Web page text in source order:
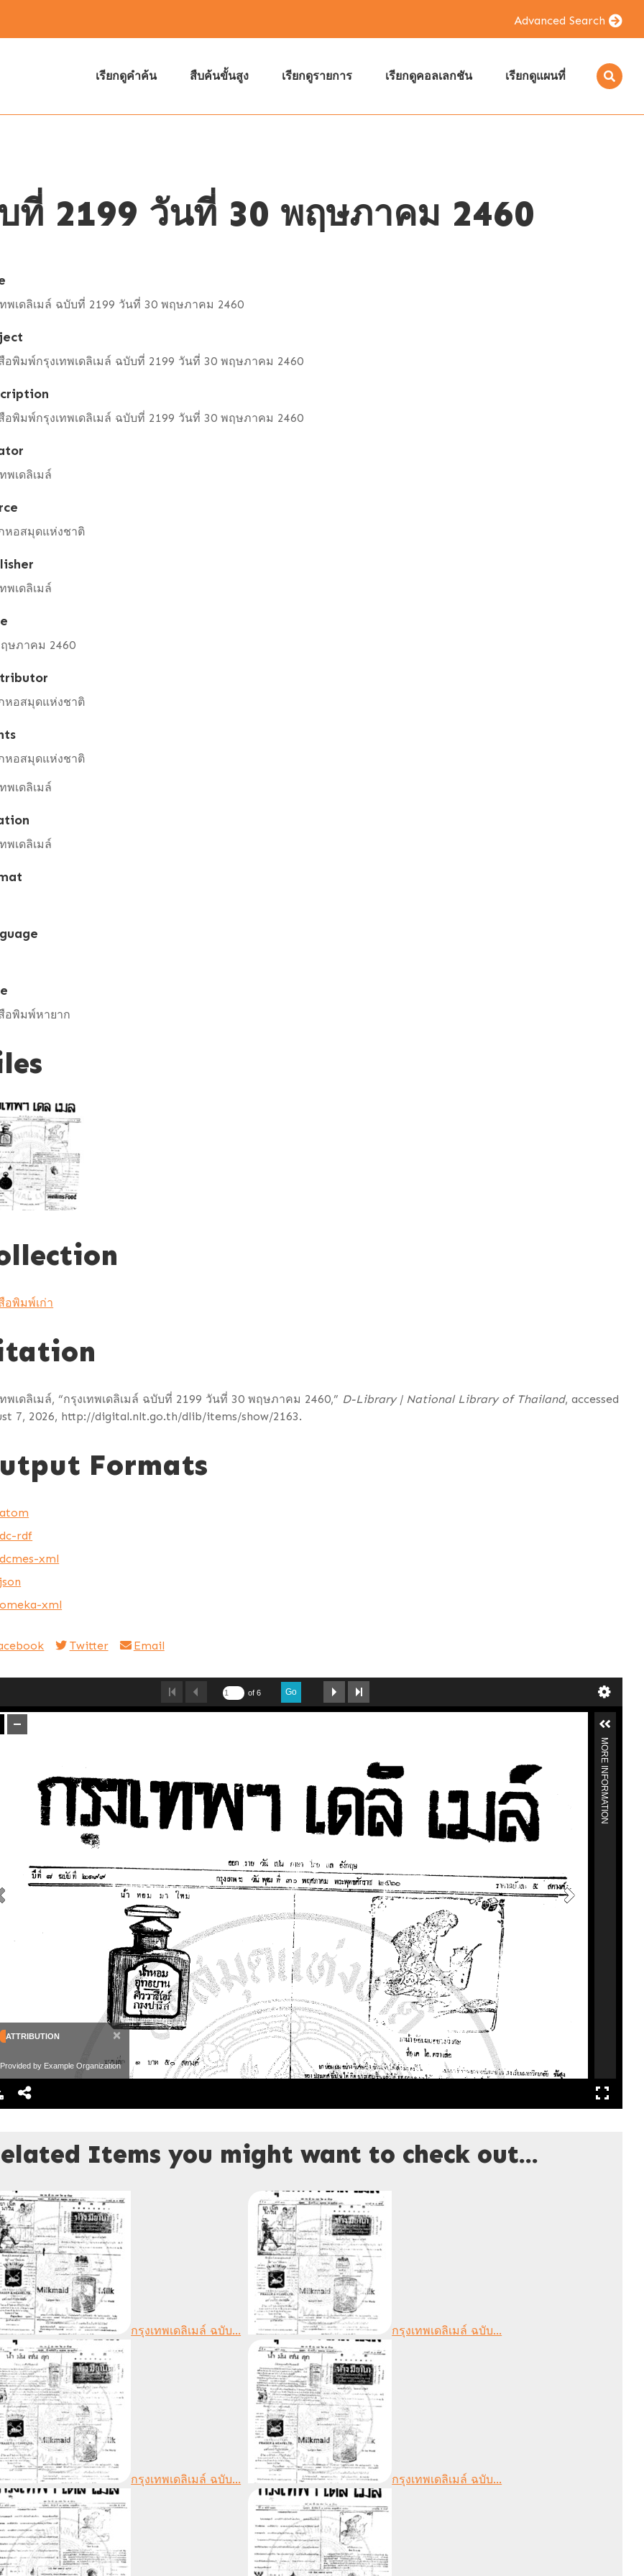
Advanced Search
เรียกดูคำค้น สืบค้นขั้นสูง เรียกดูรายการ เรียกดูคอลเลกชัน เรียกดูแผนที่
ที่ 2199 วันที่ 30 พฤษภาคม 2460
ทพเดลิเมล์ ฉบับที่ 2199 วันที่ 30 พฤษภาคม 2460
อพิมพ์กรุงเทพเดลิเมล์ ฉบับที่ 2199 วันที่ 30 พฤษภาคม 2460
อพิมพ์กรุงเทพเดลิเมล์ ฉบับที่ 2199 วันที่ 30 พฤษภาคม 2460
พเดลิเมล์
หอสมุดแห่งชาติ
พเดลิเมล์
ษภาคม 2460
หอสมุดแห่งชาติ
หอสมุดแห่งชาติ
พเดลิเมล์
พเดลิเมล์
อพิมพ์หายาก
อพิมพ์เก่า
ทพเดลิเมล์, “กรุงเทพเดลิเมล์ ฉบับที่ 2199 วันที่ 30 พฤษภาคม 2460,” D-Library | National Library of Thailand, accessed
7, 2026, http://digital.nlt.go.th/dlib/items/show/2163.
Formats
atom
dc-rdf
dcmes-xml
json
omeka-xml
Twitter Email
of 6 Go
ATTRIBUTION ×
Provided by Example Organization
MORE INFORMATION
Items you might want to check out...
กรุงเทพเดลิเมล์ ฉบับ... กรุงเทพเดลิเมล์ ฉบับ...
กรุงเทพเดลิเมล์ ฉบับ... กรุงเทพเดลิเมล์ ฉบับ...